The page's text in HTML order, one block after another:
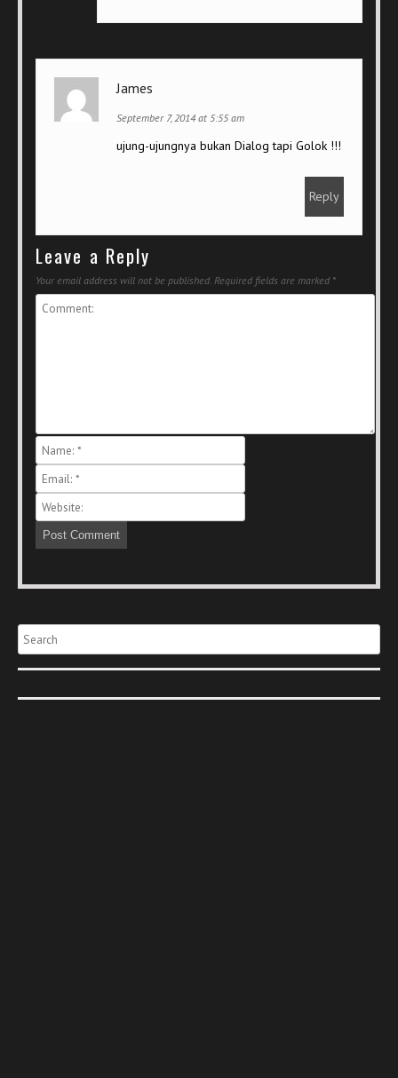
James
September 7, 2014 at 5:55 am
ujung-ujungnya bukan Dialog tapi Golok !!!
Reply
Leave a Reply
Your email address will not be published. Required fields are marked *
Search